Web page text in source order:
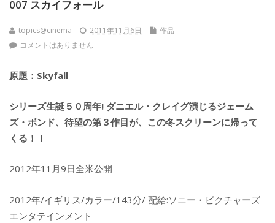
007 スカイフォール
topics@cinema 2011年11月6日
作品
コメントはありません
原題：Skyfall
シリーズ生誕５０周年! ダニエル・クレイグ演じるジェーム
ズ・ボンド、待望の第３作目が、この冬スクリーンに帰って
くる！！
2012年11月9日全米公開
2012年/イギリス/カラー/143分/ 配給:ソニー・ピクチャーズ
エンタテインメント